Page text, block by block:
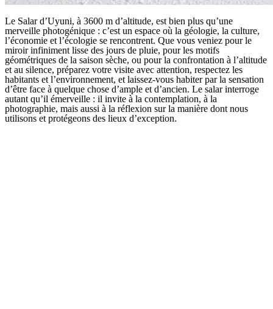
Le Salar d’Uyuni, à 3600 m d’altitude, est bien plus qu’une
merveille photogénique : c’est un espace où la géologie, la culture,
l’économie et l’écologie se rencontrent. Que vous veniez pour le
miroir infiniment lisse des jours de pluie, pour les motifs
géométriques de la saison sèche, ou pour la confrontation à l’altitude
et au silence, préparez votre visite avec attention, respectez les
habitants et l’environnement, et laissez-vous habiter par la sensation
d’être face à quelque chose d’ample et d’ancien. Le salar interroge
autant qu’il émerveille : il invite à la contemplation, à la
photographie, mais aussi à la réflexion sur la manière dont nous
utilisons et protégeons des lieux d’exception.